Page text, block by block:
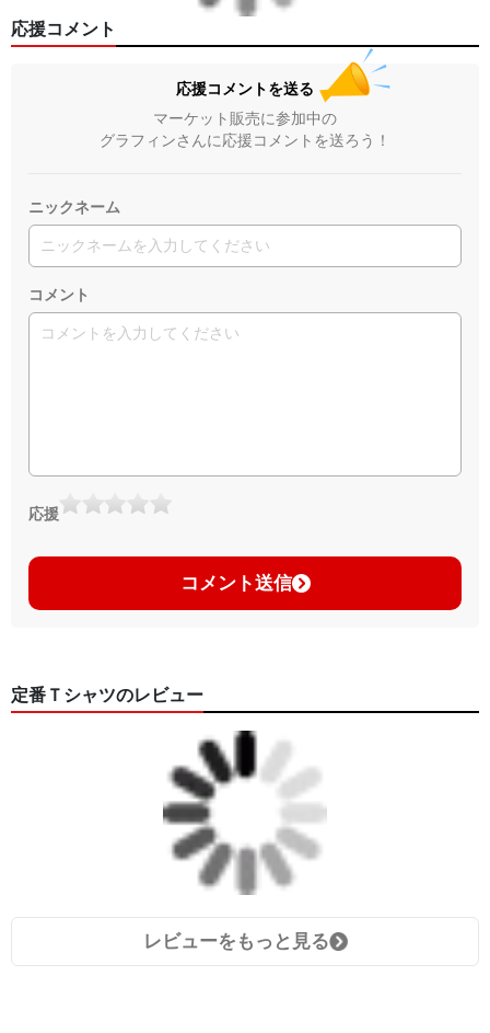
応援コメント
応援コメントを送る
マーケット販売に参加中の
グラフィンさんに応援コメントを送ろう！
ニックネーム
コメント
応援
コメント送信
定番Ｔシャツのレビュー
レビューをもっと見る